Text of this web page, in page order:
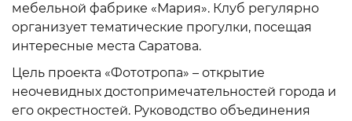
мебельной фабрике «Мария». Клуб регулярно
организует тематические прогулки, посещая
интересные места Саратова.
Цель проекта «Фототропа» – открытие
неочевидных достопримечательностей города и
его окрестностей. Руководство объединения